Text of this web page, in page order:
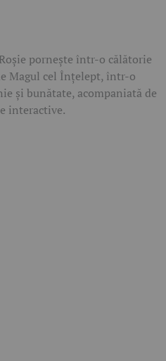
pornește într-o călătorie
Magul cel Înțelept, într-o
și bunătate, acompaniată de
interactive.